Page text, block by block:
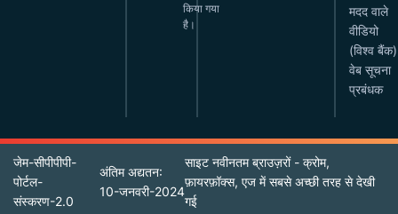
किया गया
है।
मदद वाले
वीडियो
(विश्व बैंक)
वेब सूचना
प्रबंधक
जेम-सीपीपीपी-
पोर्टल-
संस्करण-2.0
अंतिम अद्यतन:
10-जनवरी-2024
साइट नवीनतम ब्राउज़रों - क्रोम,
फ़ायरफ़ॉक्स, एज में सबसे अच्छी तरह से देखी
गई